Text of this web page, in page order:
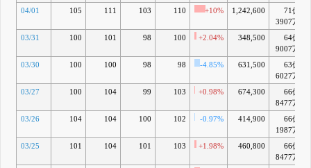
04/01
105 111 103 110 +10% 1,242,600
71億
3907万
03/31
100 101 98 100 +2.04% 348,500
64億
9007万
03/30
100 100 98 98 -4.85% 631,500
63億
6027万
03/27
100 104 99 103 +0.98% 674,300
66億
8477万
03/26
104 104 100 102 -0.97% 414,900
66億
1987万
03/25
101 104 101 103 +1.98% 460,800
66億
8477万